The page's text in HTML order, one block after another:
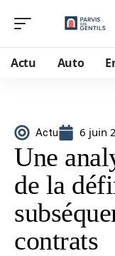
Actu Auto
Actu 6 juin
Une
de la
contrats